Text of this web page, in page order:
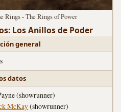
Rings - The Rings of Power
Los Anillos de Poder
general
datos
(showrunner)
McKay(showrunner)